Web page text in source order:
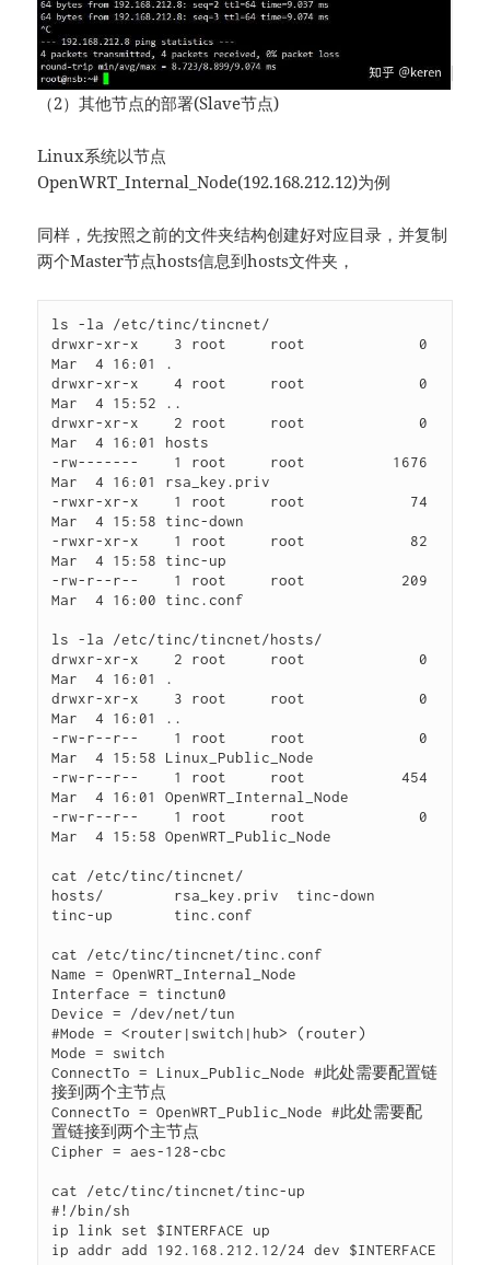
（2）其他节点的部署(Slave节点)
Linux系统以节点
OpenWRT_Internal_Node(192.168.212.12)为例
同样，先按照之前的文件夹结构创建好对应目录，并复制
两个Master节点hosts信息到hosts文件夹，
ls -la /etc/tinc/tincnet/
drwxr-xr-x    3 root     root             0
Mar  4 16:01 .
drwxr-xr-x    4 root     root             0
Mar  4 15:52 ..
drwxr-xr-x    2 root     root             0
Mar  4 16:01 hosts
-rw-------    1 root     root          1676
Mar  4 16:01 rsa_key.priv
-rwxr-xr-x    1 root     root            74
Mar  4 15:58 tinc-down
-rwxr-xr-x    1 root     root            82
Mar  4 15:58 tinc-up
-rw-r--r--    1 root     root           209
Mar  4 16:00 tinc.conf
ls -la /etc/tinc/tincnet/hosts/
drwxr-xr-x    2 root     root             0
Mar  4 16:01 .
drwxr-xr-x    3 root     root             0
Mar  4 16:01 ..
-rw-r--r--    1 root     root             0
Mar  4 15:58 Linux_Public_Node
-rw-r--r--    1 root     root           454
Mar  4 16:01 OpenWRT_Internal_Node
-rw-r--r--    1 root     root             0
Mar  4 15:58 OpenWRT_Public_Node
cat /etc/tinc/tincnet/
hosts/        rsa_key.priv  tinc-down
tinc-up       tinc.conf
cat /etc/tinc/tincnet/tinc.conf
Name = OpenWRT_Internal_Node
Interface = tinctun0
Device = /dev/net/tun
#Mode = <router|switch|hub> (router)
Mode = switch
ConnectTo = Linux_Public_Node #此处需要配置链
接到两个主节点
ConnectTo = OpenWRT_Public_Node #此处需要配
置链接到两个主节点
Cipher = aes-128-cbc
cat /etc/tinc/tincnet/tinc-up
#!/bin/sh
ip link set $INTERFACE up
ip addr add 192.168.212.12/24 dev $INTERFACE